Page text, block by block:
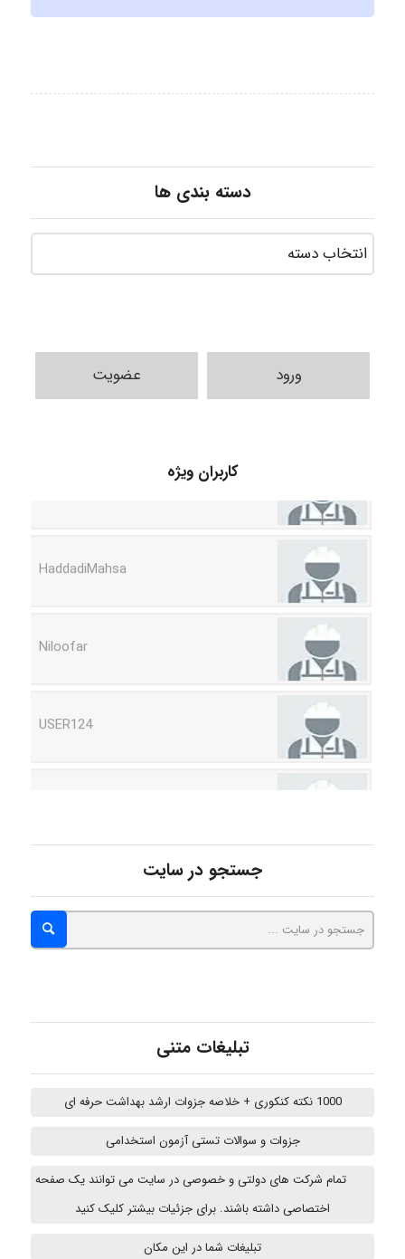
دسته بندی ها
ورود عضویت
کاربران ویژه
abolfazlkoshehe
abolfazlkoshehe
جستجو در سایت
تبلیغات متنی
1000 نکته کنکوری + خلاصه جزوات ارشد بهداشت حرفه ای
جزوات و سوالات تستی آزمون استخدامی
تمام شرکت های دولتی و خصوصی در سایت می توانند یک صفحه
اختصاصی داشته باشند. برای جزئیات بیشتر کلیک کنید
تبلیغات شما در این مکان